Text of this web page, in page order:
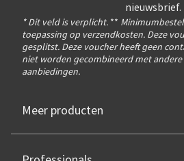
nieuwsbrief.
* Dit veld is verplicht. **
toepassing op verzendkosten. Deze
gesplitst. Deze voucher heeft geen
niet worden gecombineerd met
aanbiedingen.
Meer producten